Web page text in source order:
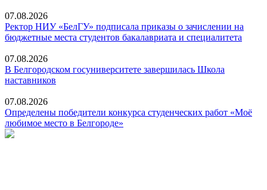
07.08.2026
Ректор НИУ «БелГУ» подписала приказы о зачислении на
бюджетные места студентов бакалавриата и специалитета
07.08.2026
В Белгородском госуниверситете завершилась Школа
наставников
07.08.2026
Определены победители конкурса студенческих работ «Моё
любимое место в Белгороде»